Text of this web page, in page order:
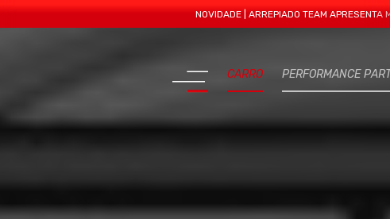
NOVIDADE | ARREPIADO TEAM APRESENTA MAIS
CARRO PERFORMANCE